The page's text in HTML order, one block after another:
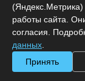
Срок
работы сайта.
согласия.
данных
Принять